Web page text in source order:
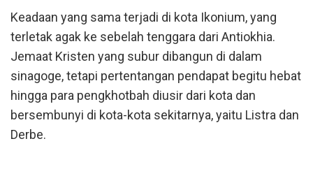
Keadaan yang sama terjadi di kota Ikonium, yang
terletak agak ke sebelah tenggara dari Antiokhia.
Jemaat Kristen yang subur dibangun di dalam
sinagoge, tetapi pertentangan pendapat begitu hebat
hingga para pengkhotbah diusir dari kota dan
bersembunyi di kota-kota sekitarnya, yaitu Listra dan
Derbe.